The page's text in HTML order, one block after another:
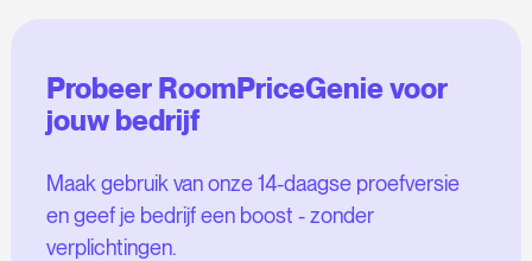
Probeer RoomPriceGenie voor
jouw bedrijf
Maak gebruik van onze 14-daagse proefversie
en geef je bedrijf een boost - zonder
verplichtingen.